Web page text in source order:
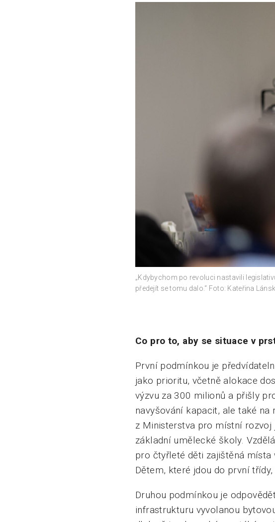
„Kdybychom po revoluci nastavili
předejít se tomu dalo.“ Foto: Kateřina
Co pro to, aby se situace v
První podmínkou je
jako prioritu, včetně alokace
výzvu za 300 milionů a přišly
navyšování kapacit, ale také
z Ministerstva pro místní
základní umělecké školy.
pro čtyřleté děti zajištěná
Dětem, které jdou do první
Druhou podmínkou je
infrastrukturu vyvolanou